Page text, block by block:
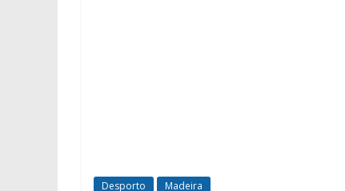
Desporto Madeira